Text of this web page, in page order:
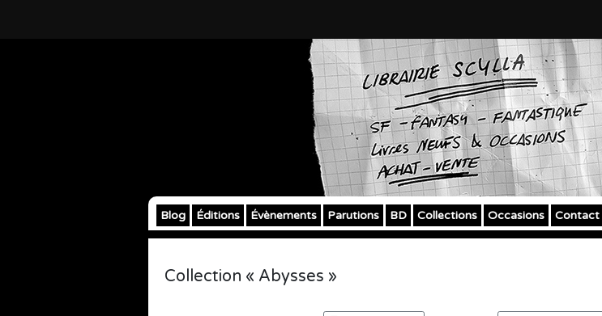
Blog Éditions Évènements Parutions BD Collections Occasions Contact
Collection « Abysses »